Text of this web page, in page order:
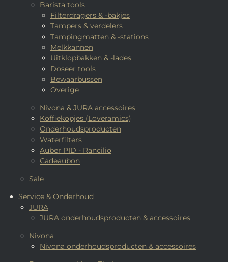
Barista tools
Filterdragers & -bakjes
Tampers & verdelers
Tampingmatten & -stations
Melkkannen
Uitklopbakken & -lades
Doseer tools
Bewaarbussen
Overige
Nivona & JURA accessoires
Koffiekopjes (Loveramics)
Onderhoudsproducten
Waterfilters
Auber PID - Rancilio
Cadeaubon
Sale
Service & Onderhoud
JURA
JURA onderhoudsproducten & accessoires
Nivona
Nivona onderhoudsproducten & accessoires